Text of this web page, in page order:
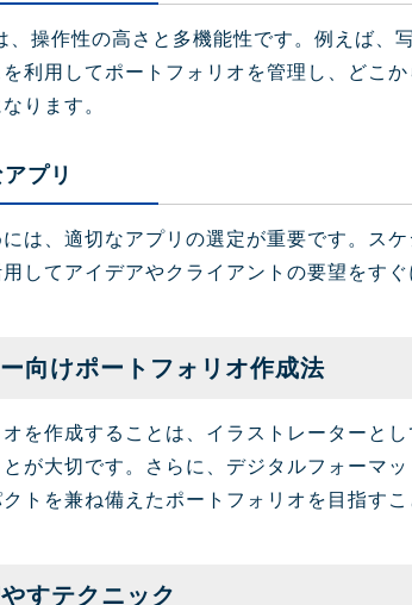
操作性の高さと多機能性です。例えば、
利用してポートフォリオを管理し、どこ
ります。
プリ
は、適切なアプリの選定が重要です。ス
してアイデアやクライアントの要望をす
向けポートフォリオ作成法
を作成することは、イラストレーターと
が大切です。さらに、デジタルフォーマ
トを兼ね備えたポートフォリオを目指す
すテクニック